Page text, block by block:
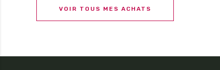
VOIR TOUS MES ACHATS